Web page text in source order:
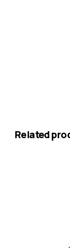
Related